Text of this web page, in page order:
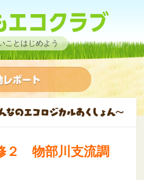
ことはじめよう
２ 物部川支流調